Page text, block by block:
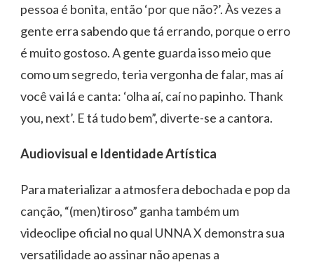
pessoa é bonita, então ‘por que não?’. Às vezes a
gente erra sabendo que tá errando, porque o erro
é muito gostoso. A gente guarda isso meio que
como um segredo, teria vergonha de falar, mas aí
você vai lá e canta: ‘olha aí, caí no papinho. Thank
you, next’. E tá tudo bem”, diverte-se a cantora.
Audiovisual e Identidade Artística
Para materializar a atmosfera debochada e pop da
canção, “(men)tiroso” ganha também um
videoclipe oficial no qual UNNA X demonstra sua
versatilidade ao assinar não apenas a